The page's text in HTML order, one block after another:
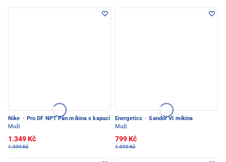
Nike · Pro DF NPT Pán.mikina s kapucí
Muži
1.349 Kč
1.999 Kč
Energetics · Sandor VI mikina
Muži
799 Kč
1.099 Kč